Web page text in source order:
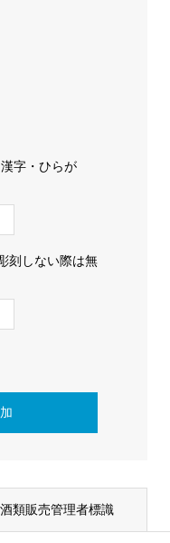
字・ひらが
刻しない際は無
酒類販売管理者標識